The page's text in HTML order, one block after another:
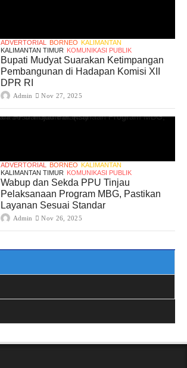
ADVERTORIAL BORNEO KALIMANTAN
KALIMANTAN TIMUR KOMUNIKASI PUBLIK
Bupati Mudyat Suarakan Ketimpangan
Pembangunan di Hadapan Komisi XII
DPR RI
Admin Nov 27, 2025
ADVERTORIAL BORNEO KALIMANTAN
KALIMANTAN TIMUR KOMUNIKASI PUBLIK
Wabup dan Sekda PPU Tinjau
Pelaksanaan Program MBG, Pastikan
Layanan Sesuai Standar
Admin Nov 26, 2025